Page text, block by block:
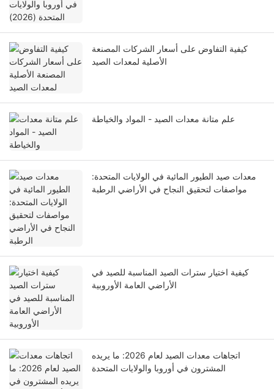
كيفية التفاوض على أسعار الشركات المصنعة
الأصلية لمعدات الصيد
علم متانة معدات الصيد - المواد والخياطة
معدات صيد الطيور المائية في الولايات المتحدة:
مواصفات لتحقيق النجاح في الأراضي الرطبة
كيفية اختيار سترات الصيد المناسبة للصيد في
الأراضي العامة الأوروبية
اتجاهات معدات الصيد لعام 2026: ما يريده
المشترون في أوروبا والولايات المتحدة